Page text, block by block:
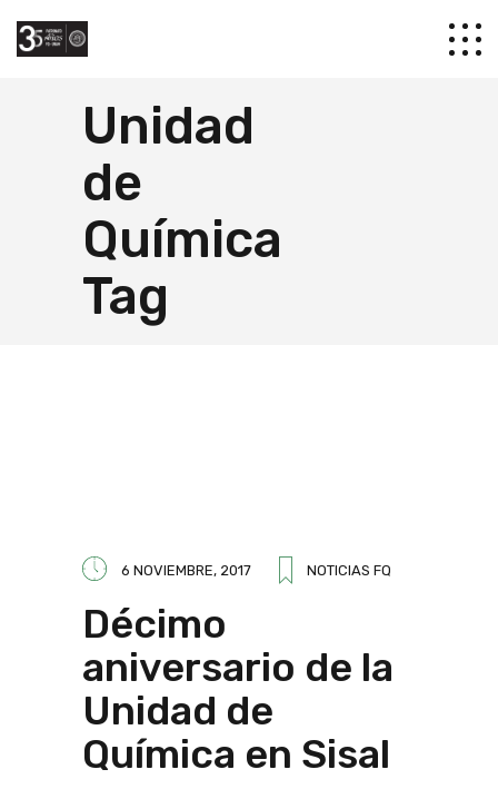
Unidad
de
Química
Tag
6 NOVIEMBRE, 2017 NOTICIAS FQ
Décimo
aniversario de la
Unidad de
Química en Sisal